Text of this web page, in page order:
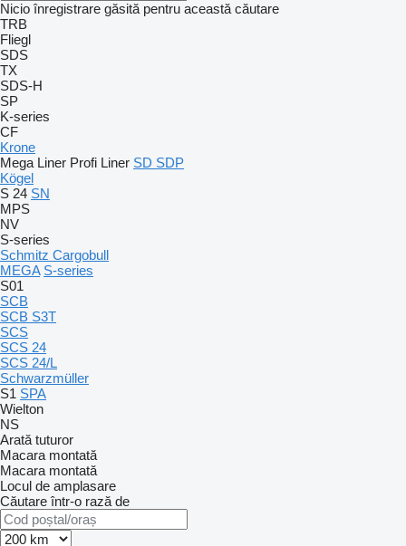
Nicio înregistrare găsită pentru această căutare
TRB
Fliegl
SDS
TX
SDS-H
SP
K-series
CF
Krone
Mega Liner Profi Liner SD SDP
Kögel
S 24 SN
MPS
NV
S-series
Schmitz Cargobull
MEGA S-series
S01
SCB
SCB S3T
SCS
SCS 24
SCS 24/L
Schwarzmüller
S1 SPA
Wielton
NS
Arată tuturor
Macara montată
Macara montată
Locul de amplasare
Căutare într-o rază de